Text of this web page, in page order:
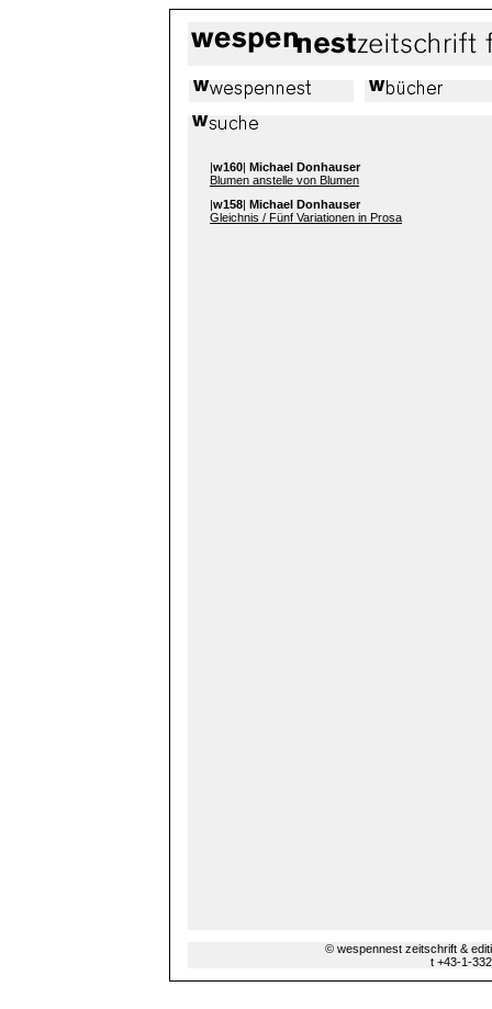
|w160| Michael Donhauser
Blumen anstelle von Blumen
w158
Michael Donhauser
Gleichnis / Fünf Variationen in Prosa
© wespennest zeitschrift &
t +43-1-